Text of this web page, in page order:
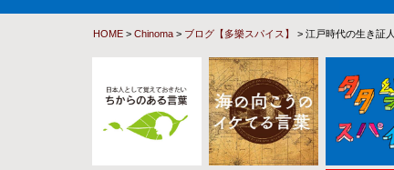
HOME > Chinoma > ブログ【多樂スパイス】 > 江戸時代の生き証人